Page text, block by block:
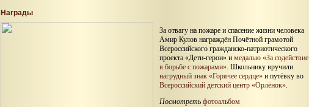
Награды
За отвагу на пожаре и спасение жизни человека
Амир Кулов награждён Почётной грамотой
Всероссийского гражданско-патриотического
проекта «Дети-герои» и медалью «За содействие
в борьбе с пожарами». Школьнику вручили
нагрудный знак «Горячее сердце» и путёвку во
Всероссийский детский центр «Орлёнок».
Посмотреть фотоальбом